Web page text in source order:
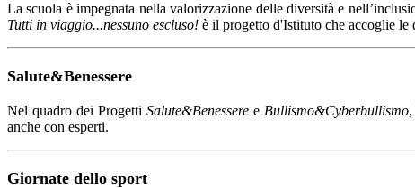
La scuola è impegnata nella valorizzazione delle diversità e
Tutti in viaggio...nessuno escluso! è il progetto d'Istituto che accoglie
Salute&Benessere
Nel quadro dei Progetti Salute&Benessere eBullismo&Cyberbullismo,
anche con esperti.
Giornate dello sport